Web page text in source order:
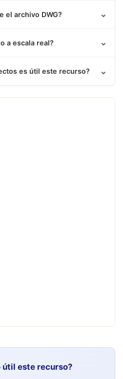
el archivo DWG? ⌄
a escala real? ⌄
es útil este recurso? ⌄
útil este recurso?